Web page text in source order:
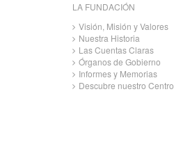
LA FUNDACIÓN
Visión, Misión y Valores
Nuestra Historia
Las Cuentas Claras
Órganos de Gobierno
Informes y Memorias
Descubre nuestro Centro